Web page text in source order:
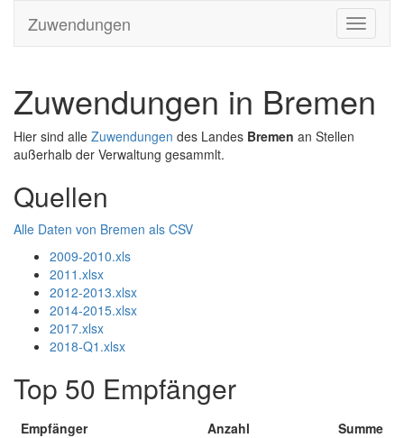
Zuwendungen
Zuwendungen in Bremen
Hier sind alle Zuwendungen des Landes Bremen an Stellen
außerhalb der Verwaltung gesammlt.
Quellen
Alle Daten von Bremen als CSV
2009-2010.xls
2011.xlsx
2012-2013.xlsx
2014-2015.xlsx
2017.xlsx
2018-Q1.xlsx
Top 50 Empfänger
Empfänger Anzahl
Summe